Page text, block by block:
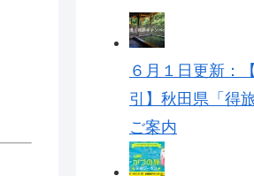
６月１日更新：
引】秋田県「得
ご案内